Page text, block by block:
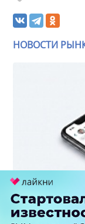
НОВОСТИ
Wildberries &
доменов для